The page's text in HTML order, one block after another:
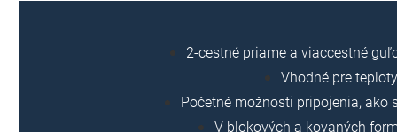
2-cestné priame a viaccestné
Vhodné pre
Početné možnosti pripojenia, ako
V blokových a kovaných